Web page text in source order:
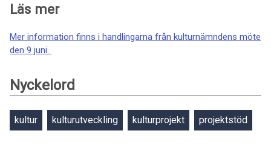
Läs mer
Mer information finns i handlingarna från kulturnämndens möte
den 9 juni.
Nyckelord
kultur kulturutveckling kulturprojekt projektstöd